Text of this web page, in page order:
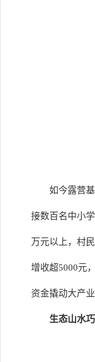
如今露营
接数百名中小
万元以上，村
增收超5000元
资金撬动大产
生态山水